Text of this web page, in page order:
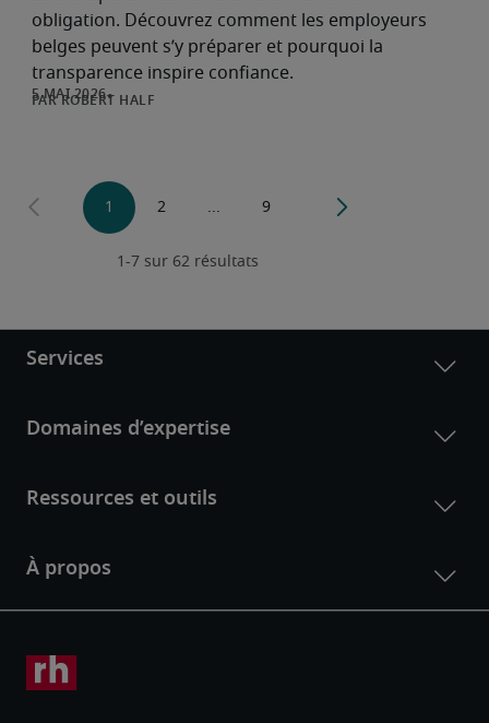
obligation. Découvrez comment les employeurs
belges peuvent s’y préparer et pourquoi la
transparence inspire confiance.
ROBERT HALF